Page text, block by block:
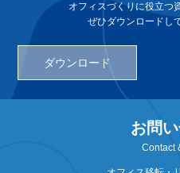
オフィスづくりに役立つ
ぜひダウンロードし
ダウンロード
お問
Contact